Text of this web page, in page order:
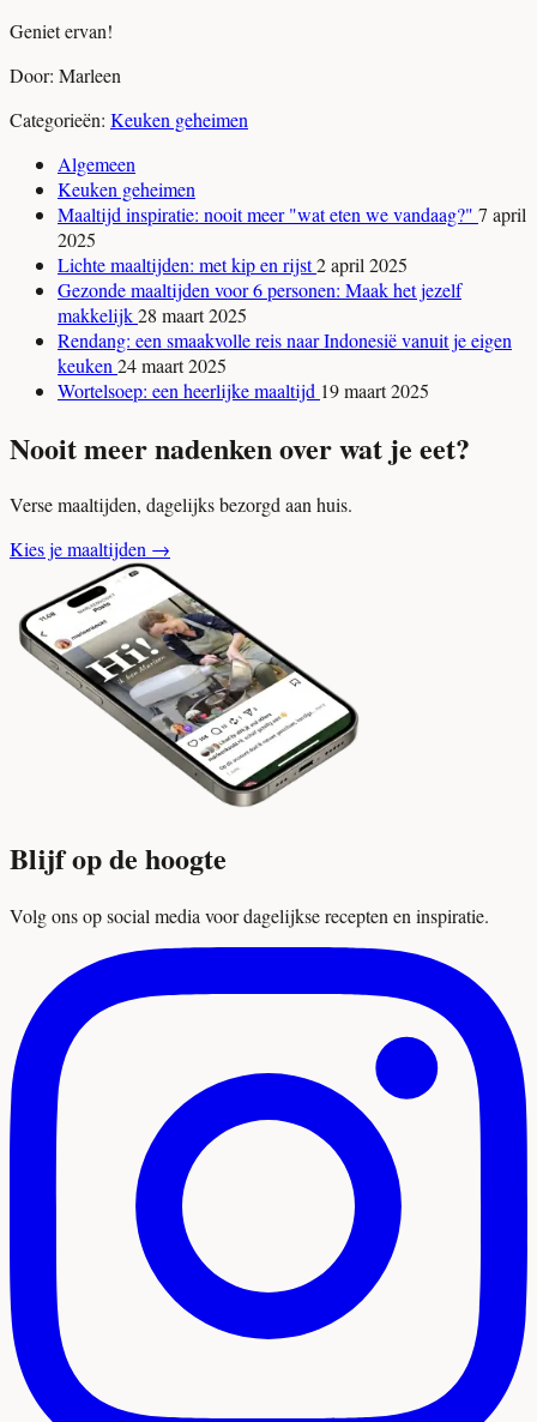
Geniet ervan!
Door: Marleen
Categorieën: Keuken geheimen
Algemeen
Keuken geheimen
Maaltijd inspiratie: nooit meer "wat eten we vandaag?" 7 april
2025
Lichte maaltijden: met kip en rijst2 april 2025
Gezonde maaltijden voor 6 personen: Maak het jezelf
makkelijk28 maart 2025
Rendang: een smaakvolle reis naar Indonesië vanuit je eigen
keuken 24 maart 2025
Wortelsoep: een heerlijke maaltijd 19 maart 2025
Nooit meer nadenken over wat je eet?
Verse maaltijden, dagelijks bezorgd aan huis.
Kies je maaltijden →
Blijf op de hoogte
Volg ons op social media voor dagelijkse recepten en inspiratie.